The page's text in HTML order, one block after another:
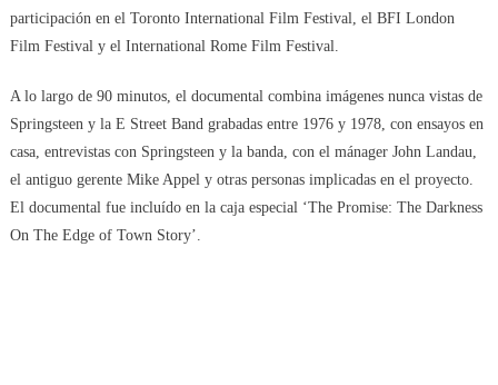
On
The
Of
Town’
participación en el Toronto International Film Festival, el BFI London
Film Festival y el International Rome Film Festival.
A lo largo de 90 minutos, el documental combina imágenes nunca vistas de
Springsteen y la E Street Band grabadas entre 1976 y 1978, con ensayos en
casa, entrevistas con Springsteen y la banda, con el mánager John Landau,
el antiguo gerente Mike Appel y otras personas implicadas en el proyecto.
El documental fue incluído en la caja especial ‘The Promise: The Darkness
On The Edge of Town Story’.